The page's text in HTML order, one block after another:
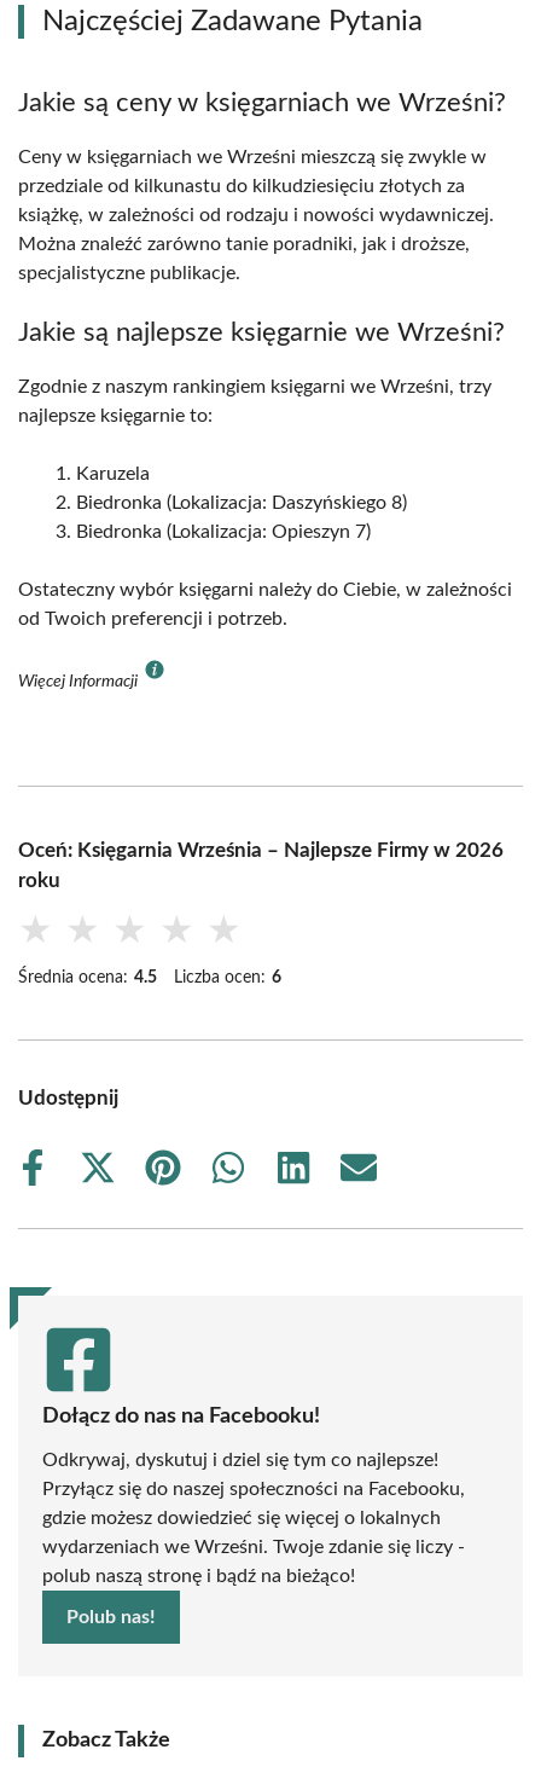
Najczęściej Zadawane Pytania
Jakie są ceny w księgarniach we Wrześni?
Ceny w księgarniach we Wrześni mieszczą się zwykle w
przedziale od kilkunastu do kilkudziesięciu złotych za
książkę, w zależności od rodzaju i nowości wydawniczej.
Można znaleźć zarówno tanie poradniki, jak i droższe,
specjalistyczne publikacje.
Jakie są najlepsze księgarnie we Wrześni?
Zgodnie z naszym rankingiem księgarni we Wrześni, trzy
najlepsze księgarnie to:
Karuzela
Biedronka (Lokalizacja: Daszyńskiego 8)
Biedronka (Lokalizacja: Opieszyn 7)
Ostateczny wybór księgarni należy do Ciebie, w zależności
od Twoich preferencji i potrzeb.
Więcej Informacji
Oceń: Księgarnia Września – Najlepsze Firmy w 2026
roku
★ ★ ★ ★ ★
Średnia ocena: 4.5 Liczba ocen: 6
Udostępnij
Share
Share
(Twitter)
Share
Share
Share
Share
Dołącz do nas na Facebooku!
Odkrywaj, dyskutuj i dziel się tym co najlepsze!
Przyłącz się do naszej społeczności na Facebooku,
gdzie możesz dowiedzieć się więcej o lokalnych
wydarzeniach we Wrześni. Twoje zdanie się liczy -
polub naszą stronę i bądź na bieżąco!
Polub nas!
Zobacz Także